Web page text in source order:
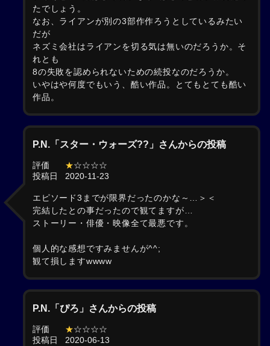
たでしょう。
なお、ライアンが別の3部作作ろうとしているみたい
だが
ネズミ会社はライアンを切る気は無いのだろうか。そ
れとも
8の失敗を認められないための続投なのだろうか。
いやはや何度でもいう、酷い作品。とてもとても酷い
作品。
P.N.「スター・ウォーズ??」さんからの投稿
評価 ★☆☆☆☆
投稿日
2020-11-23
エピソード3までが限界だったのかな～…＞＜
完結したとの事だったので観てますが…
ストーリー・俳優・映像全て最悪です。
個人的な感想ですみませんが^^;
観て損しますwwww
P.N.「ぴろ」さんからの投稿
評価 ★☆☆☆☆
投稿日
2020-06-13